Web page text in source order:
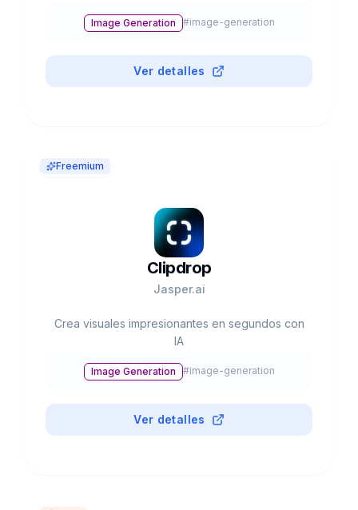
Image Generation #image-generation
Ver detalles
Freemium
Clipdrop
Jasper.ai
Crea visuales impresionantes en segundos con
IA
Image Generation #image-generation
Ver detalles